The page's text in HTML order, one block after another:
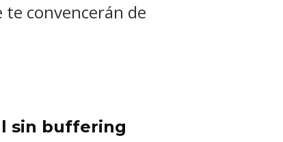
te convencerán de
sin buffering